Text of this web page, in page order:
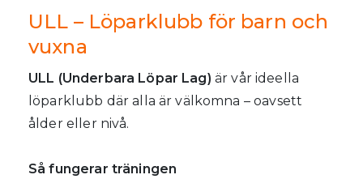
ULL – Löparklubb för barn och
vuxna
ULL (Underbara Löpar Lag) är vår ideella
löparklubb där alla är välkomna – oavsett
ålder eller nivå.
Så fungerar träningen